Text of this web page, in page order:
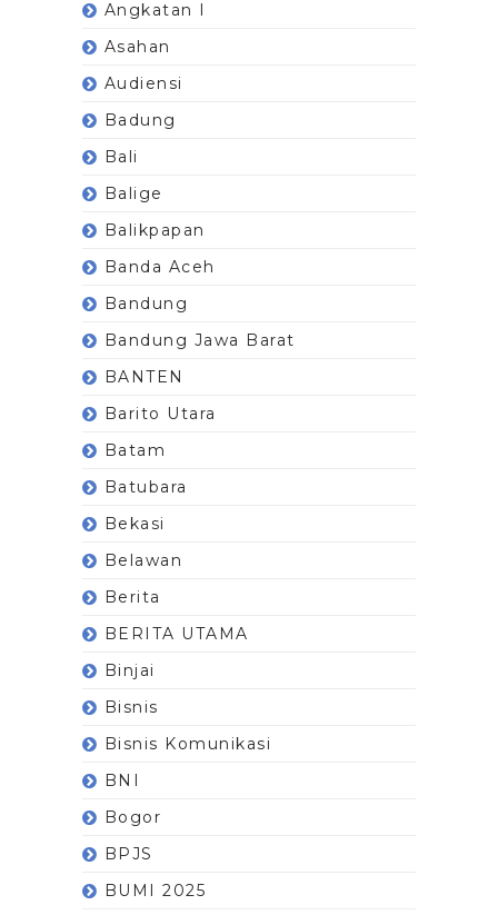
Angkatan I
Asahan
Audiensi
Badung
Bali
Balige
Balikpapan
Banda Aceh
Bandung
Bandung Jawa Barat
BANTEN
Barito Utara
Batam
Batubara
Bekasi
Belawan
Berita
BERITA UTAMA
Binjai
Bisnis
Bisnis Komunikasi
BNI
Bogor
BPJS
BUMI 2025